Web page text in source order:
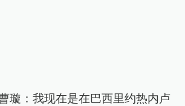
璇：我现在是在巴西里约热内卢